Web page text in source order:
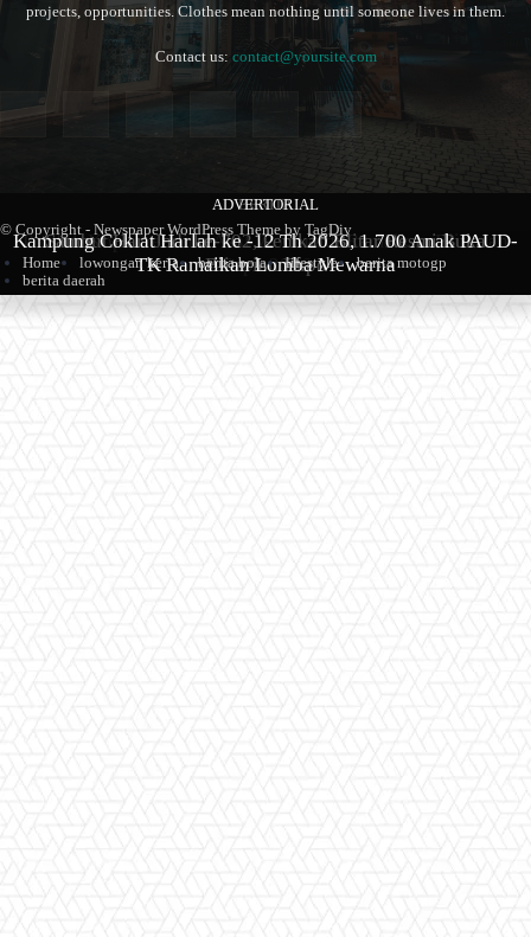
BERITA
Produk Kopi Premium Asal Wonodadi Ramaikan Blitarian
Expo 2026
BERITA
Sambut Hari Jadi ke-702, Pemkab Blitar Resmi Buka
Blitarian Expo
ADVERTORIAL
Kampung Coklat Harlah ke -12 Th 2026, 1.700 Anak PAUD-
TK Ramaikan Lomba Mewarna
projects, opportunities. Clothes mean nothing until someone lives in them.
Contact us: contact@yoursite.com
© Copyright - Newspaper WordPress Theme by TagDiv
Home
lowongan kerja berita bola lifestyle
berita motogp
berita daerah